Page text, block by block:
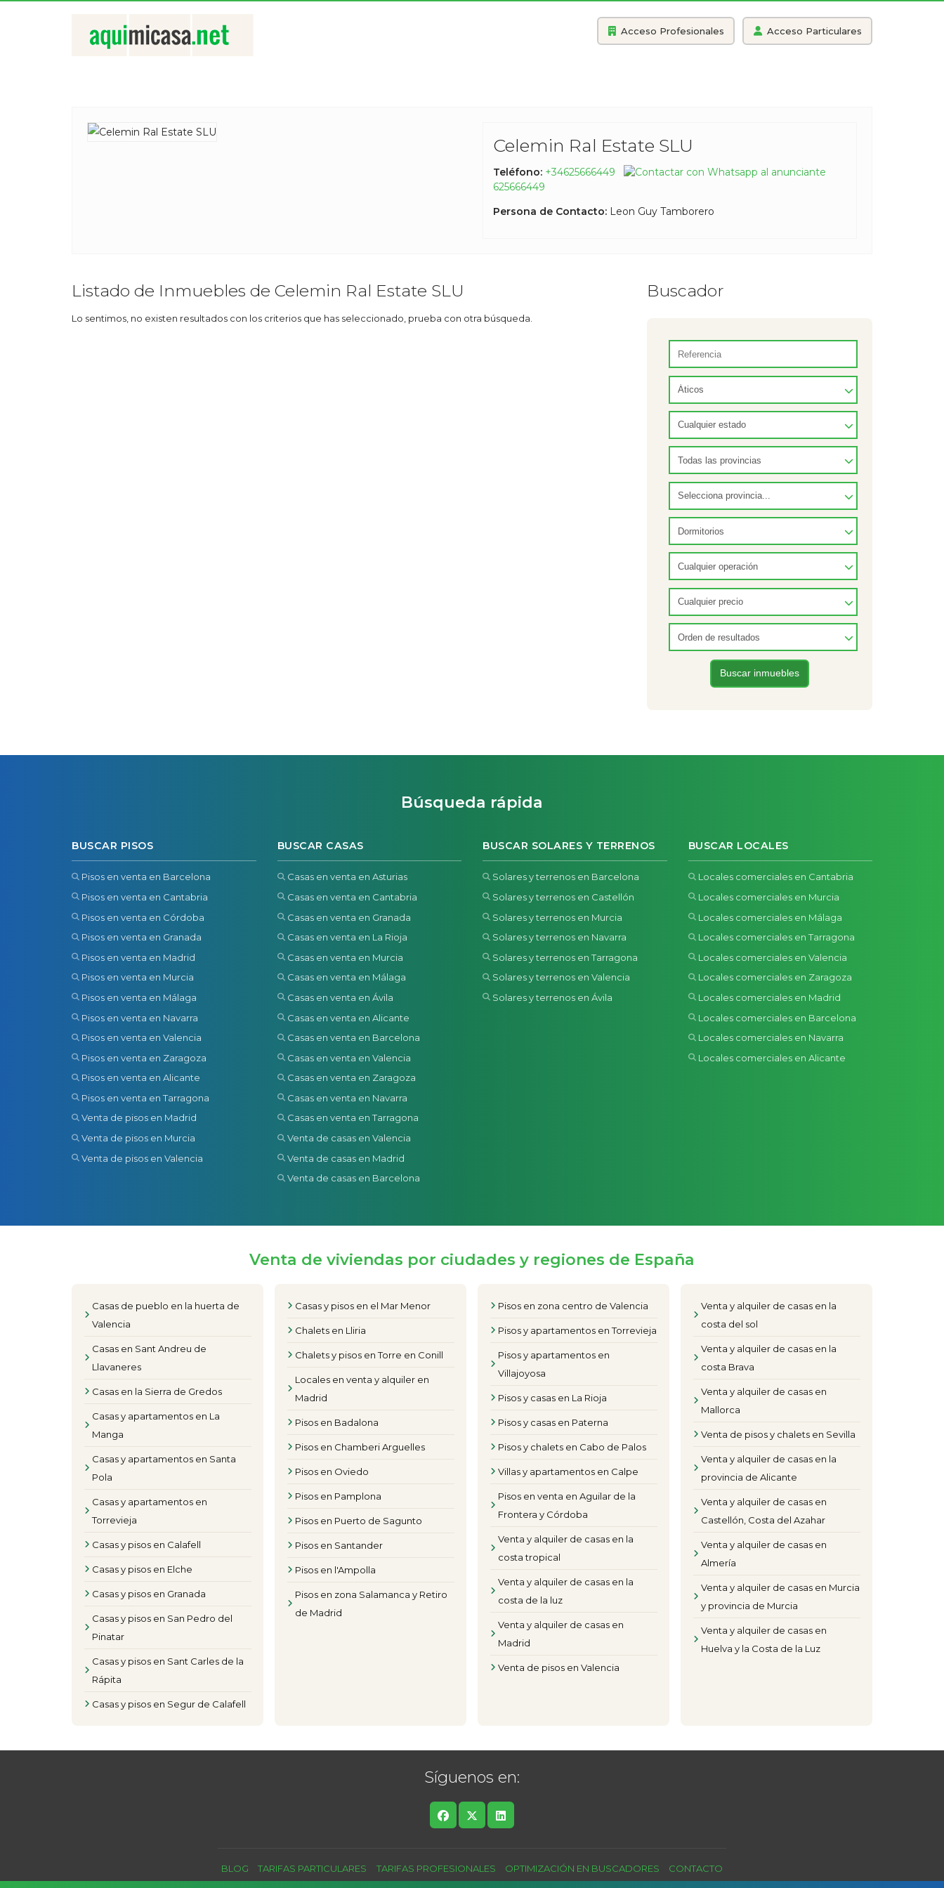
Acceso Profesionales Acceso Particulares
Celemin Ral Estate SLU
Teléfono: +34625666449
625666449
Persona de Contacto: Leon Guy Tamborero
Listado de Inmuebles de Celemin Ral Estate SLU
Lo sentimos, no existen resultados con los criterios que has seleccionado, prueba con otra búsqueda.
Buscador
Búsqueda rápida
BUSCAR PISOS
Pisos en venta en Barcelona
Pisos en venta en Cantabria
Pisos en venta en Córdoba
Pisos en venta en Granada
Pisos en venta en Madrid
Pisos en venta en Murcia
Pisos en venta en Málaga
Pisos en venta en Navarra
Pisos en venta en Valencia
Pisos en venta en Zaragoza
Pisos en venta en Alicante
Pisos en venta en Tarragona
Venta de pisos en Madrid
Venta de pisos en Murcia
Venta de pisos en Valencia
BUSCAR CASAS
Casas en venta en Asturias
Casas en venta en Cantabria
Casas en venta en Granada
Casas en venta en La Rioja
Casas en venta en Murcia
Casas en venta en Málaga
Casas en venta en Ávila
Casas en venta en Alicante
Casas en venta en Barcelona
Casas en venta en Valencia
Casas en venta en Zaragoza
Casas en venta en Navarra
Casas en venta en Tarragona
Venta de casas en Valencia
Venta de casas en Madrid
Venta de casas en Barcelona
BUSCAR SOLARES Y TERRENOS
Solares y terrenos en Barcelona
Solares y terrenos en Castellón
Solares y terrenos en Murcia
Solares y terrenos en Navarra
Solares y terrenos en Tarragona
Solares y terrenos en Valencia
Solares y terrenos en Ávila
BUSCAR LOCALES
Locales comerciales en Cantabria
Locales comerciales en Murcia
Locales comerciales en Málaga
Locales comerciales en Tarragona
Locales comerciales en Valencia
Locales comerciales en Zaragoza
Locales comerciales en Madrid
Locales comerciales en Barcelona
Locales comerciales en Navarra
Locales comerciales en Alicante
Venta de viviendas por ciudades y regiones de España
Casas de pueblo en la huerta de
Valencia
Casas en Sant Andreu de
Llavaneres
Casas en la Sierra de Gredos
Casas y apartamentos en La
Manga
Casas y apartamentos en Santa
Pola
Casas y apartamentos en
Torrevieja
Casas y pisos en Calafell
Casas y pisos en Elche
Casas y pisos en Granada
Casas y pisos en San Pedro del
Pinatar
Casas y pisos en Sant Carles de la
Rápita
Casas y pisos en Segur de Calafell
Casas y pisos en el Mar Menor
Chalets en Lliria
Chalets y pisos en Torre en Conill
Locales en venta y alquiler en
Madrid
Pisos en Badalona
Pisos en Chamberi Arguelles
Pisos en Oviedo
Pisos en Pamplona
Pisos en Puerto de Sagunto
Pisos en Santander
Pisos en l'Ampolla
Pisos en zona Salamanca y Retiro
de Madrid
Pisos en zona centro de Valencia
Pisos y apartamentos en Torrevieja
Pisos y apartamentos en
Villajoyosa
Pisos y casas en La Rioja
Pisos y casas en Paterna
Pisos y chalets en Cabo de Palos
Villas y apartamentos en Calpe
Pisos en venta en Aguilar de la
Frontera y Córdoba
Venta y alquiler de casas en la
costa tropical
Venta y alquiler de casas en la
costa de la luz
Venta y alquiler de casas en
Madrid
Venta de pisos en Valencia
Venta y alquiler de casas en la
costa del sol
Venta y alquiler de casas en la
costa Brava
Venta y alquiler de casas en
Mallorca
Venta de pisos y chalets en Sevilla
Venta y alquiler de casas en la
provincia de Alicante
Venta y alquiler de casas en
Castellón, Costa del Azahar
Venta y alquiler de casas en
Almería
Venta y alquiler de casas en Murcia
y provincia de Murcia
Venta y alquiler de casas en
Huelva y la Costa de la Luz
Síguenos en:
BLOG TARIFAS PARTICULARES TARIFAS PROFESIONALES OPTIMIZACIÓN EN BUSCADORES CONTACTO